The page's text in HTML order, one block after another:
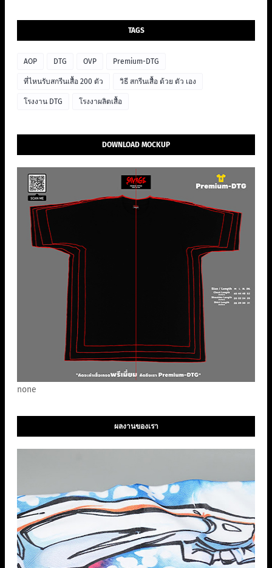
TAGS
AOP DTG OVP Premium-DTG
ที่ไหนรับสกรีนเสื้อ 200 ตัว วิธี สกรีนเสื้อ ด้วย ตัว เอง
โรงงาน DTG โรงงาผลิตเสื้อ
DOWNLOAD MOCKUP
none
ผลงานของเรา